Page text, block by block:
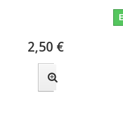
2,50 €